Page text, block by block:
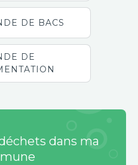
DE BACS
DE
dans ma